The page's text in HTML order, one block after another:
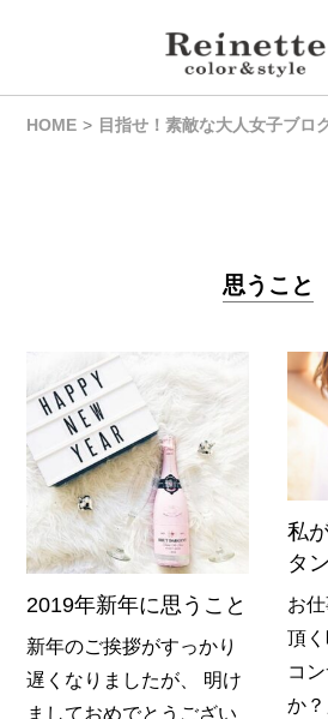
HOME 目指せ！素敵な大人女子ブロ
思うこと
2019年新年に思うこと
新年のご挨拶がすっかり
遅くなりましたが、 明け
ましておめでとうござい
私
タ
お
頂
コ
か